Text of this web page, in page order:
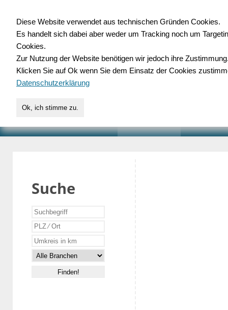
für Handwerk,
Suche
Diese Website verwendet aus technischen Gründen Cookies.
Es handelt sich dabei aber weder um Tracking noch um
Cookies.
Zur Nutzung der Website benötigen wir jedoch ihre
Klicken Sie auf Ok wenn Sie dem Einsatz der Cookies
Datenschutzerklärung
Ok, ich stimme zu.